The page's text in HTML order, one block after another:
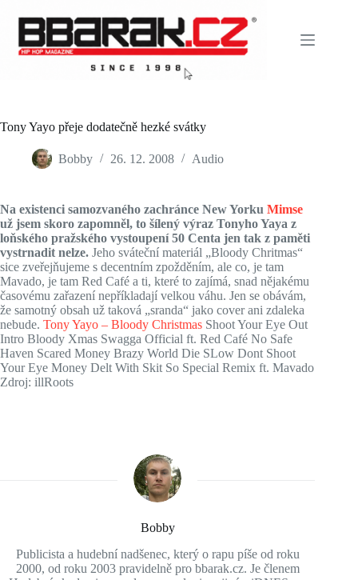
content
Tony Yayo přeje dodatečně hezké svátky
Bobby 26. 12. 2008 Audio
Na existenci samozvaného zachránce New Yorku Mimse
už jsem skoro zapomněl, to šílený výraz Tonyho Yaya z
loňského pražského vystoupení 50 Centa jen tak z paměti
vystrnadit nelze. Jeho sváteční materiál „Bloody Chritmas“
sice zveřejňujeme s decentním zpožděním, ale co, je tam
Mavado, je tam Red Café a ti, které to zajímá, snad nějakému
časovému zařazení nepříkladají velkou váhu. Jen se obávám,
že samotný obsah už taková „sranda“ jako cover ani zdaleka
nebude. Tony Yayo – Bloody Christmas Shoot Your Eye Out
Intro Bloody Xmas Swagga Official ft. Red Café No Safe
Haven Scared Money Brazy World Die SLow Dont Shoot
Your Eye Money Delt With Skit So Special Remix ft. Mavado
Zdroj: illRoots
Bobby
Publicista a hudební nadšenec, který o rapu píše od roku
2000, od roku 2003 pravidelně pro bbarak.cz. Je členem